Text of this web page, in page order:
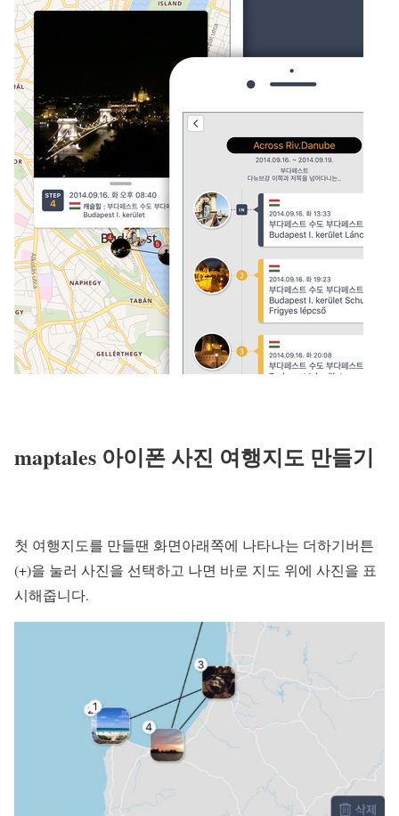
maptales 아이폰 사진 여행지도 만들기
첫 여행지도를 만들땐 화면아래쪽에 나타나는 더하기버튼
(+)을 눌러 사진을 선택하고 나면 바로 지도 위에 사진을 표
시해줍니다.